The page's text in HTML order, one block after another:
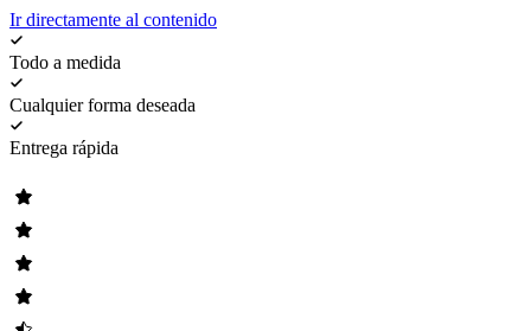
Ir directamente al contenido
Todo a medida
Cualquier forma deseada
Entrega rápida